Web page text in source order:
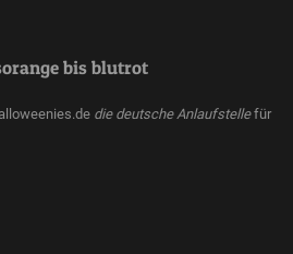
bis blutrot
die deutsche Anlaufstellefür